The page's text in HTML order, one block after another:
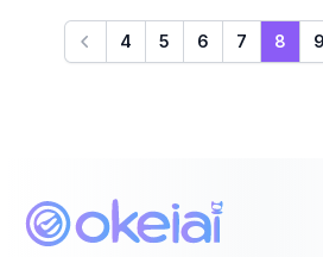
帮助超过11万名创业者实现他们的商业目
动的商业规划工具，自动财务功能和演
4 5 6 7 8 9